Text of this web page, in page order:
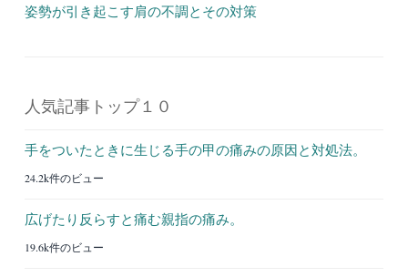
姿勢が引き起こす肩の不調とその対策
人気記事トップ１０
手をついたときに生じる手の甲の痛みの原因と対処法。
24.2k件のビュー
広げたり反らすと痛む親指の痛み。
19.6k件のビュー